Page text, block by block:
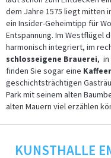
dem Jahre 1575 liegt mitten
ein Insider-Geheimtipp für
Entspannung. Im Westflügel
harmonisch integriert, im
schlosseigene Brauerei, in
finden Sie sogar eine
geschichtsträchtigen
Park mit seinem alten
alten Mauern viel erzählen
KUNSTHALLE